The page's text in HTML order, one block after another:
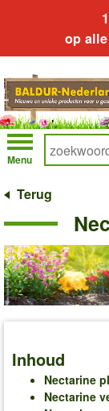
op
Menu
Terug
Inhoud
Nectarine
Nectarine